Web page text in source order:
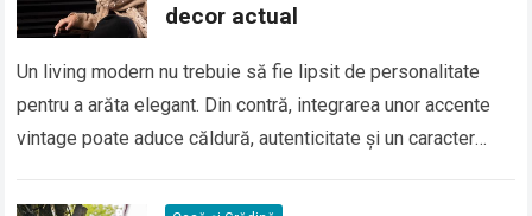
decor actual
Un living modern nu trebuie să fie lipsit de personalitate
pentru a arăta elegant. Din contră, integrarea unor accente
vintage poate aduce căldură, autenticitate și un caracter